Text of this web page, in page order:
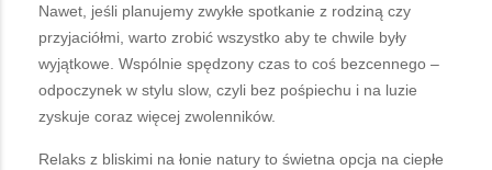
Nawet, jeśli planujemy zwykłe spotkanie z rodziną czy
przyjaciółmi, warto zrobić wszystko aby te chwile były
wyjątkowe. Wspólnie spędzony czas to coś bezcennego –
odpoczynek w stylu slow, czyli bez pośpiechu i na luzie
zyskuje coraz więcej zwolenników.
Relaks z bliskimi na łonie natury to świetna opcja na ciepłe